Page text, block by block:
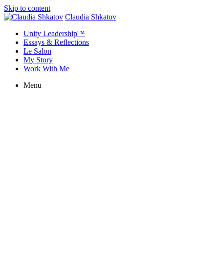
Skip to content
Claudia Shkatov
Unity Leadership™
Essays & Reflections
Le Salon
My Story
Work With Me
Menu